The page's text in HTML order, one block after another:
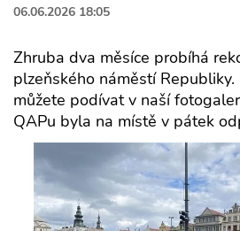
06.06.2026 18:05
Zhruba dva měsíce probíhá
plzeňského náměstí
můžete podívat v naší
QAPu byla na místě v pátek